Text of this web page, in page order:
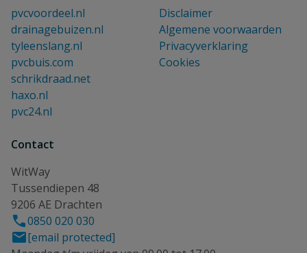
pvcvoordeel.nl
drainagebuizen.nl
tyleenslang.nl
pvcbuis.com
schrikdraad.net
haxo.nl
pvc24.nl
Disclaimer
Algemene voorwaarden
Privacyverklaring
Cookies
Contact
WitWay
Tussendiepen 48
9206 AE Drachten
0850 020 030
[email protected]